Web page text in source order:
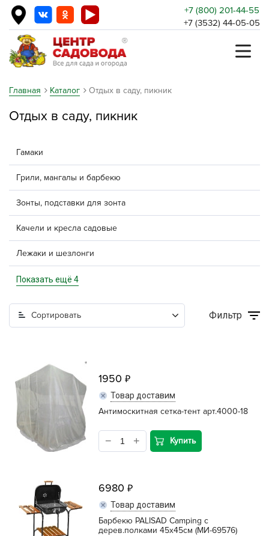
+7 (800) 201-44-55
+7 (3532) 44-05-05
Главная Каталог Отдых в саду, пикник
Отдых в саду, пикник
Гамаки
Грили, мангалы и барбекю
Зонты, подставки для зонта
Качели и кресла садовые
Лежаки и шезлонги
Мебель садовая
Посуда для пикника
Решетки для барбекю, шампура
розжига
Показать ещё 4
Сортировать Фильтр
1950
Товар доставим
Антимоскитная сетка-тент арт.4000-18
Купить
6980
Товар доставим
Барбекю PALISAD Camping с
дерев.полками 45х45см (МИ-69576)